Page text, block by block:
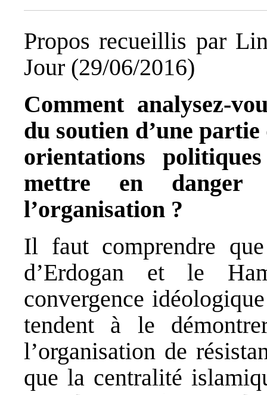
Propos recueillis par
Jour (29/06/2016)
Comment analysez-
du soutien d’une
orientations
mettre en danger
l’organisation ?
Il faut comprendre
d’Erdogan et le
convergence
tendent à le
l’organisation de
que la centralité